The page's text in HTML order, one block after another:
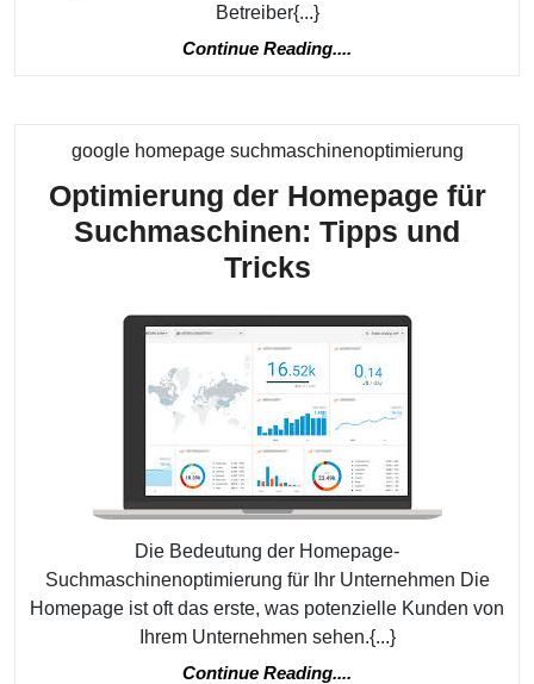
Betreiber{...}
Continue Reading....
google homepage suchmaschinenoptimierung
Optimierung der Homepage für
Suchmaschinen: Tipps und
TricksOptimierung
Homepage
für
Tipps
und
Tricks
Die Bedeutung der Homepage-
Suchmaschinenoptimierung für Ihr Unternehmen Die
Homepage ist oft das erste, was potenzielle Kunden von
Ihrem Unternehmen sehen.{...}
Continue Reading....